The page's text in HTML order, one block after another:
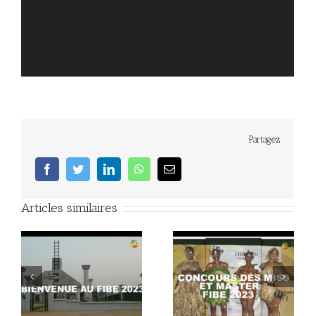
Partagez
facebooktwitter linkedin whatsappEmail
Articles similaires
Concours Miss et Mister
FIBE 2023
Programme FIBE 2023